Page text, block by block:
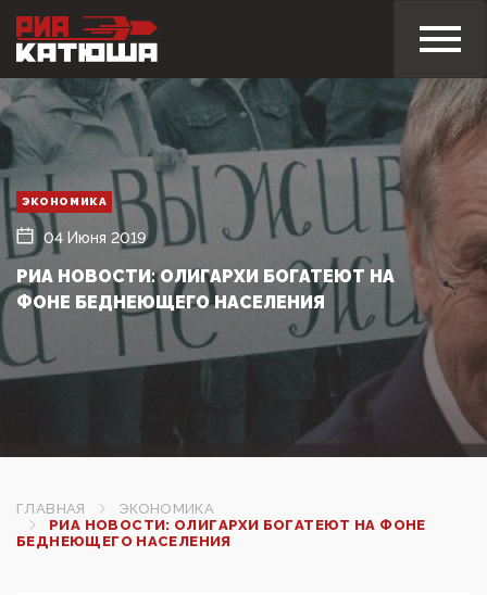
ЭКОНОМИКА
04 Июня 2019
РИА НОВОСТИ: ОЛИГАРХИ БОГАТЕЮТ НА
ФОНЕ БЕДНЕЮЩЕГО НАСЕЛЕНИЯ
ГЛАВНАЯ
ЭКОНОМИКА
РИА НОВОСТИ: ОЛИГАРХИ БОГАТЕЮТ НА ФОНЕ
БЕДНЕЮЩЕГО НАСЕЛЕНИЯ